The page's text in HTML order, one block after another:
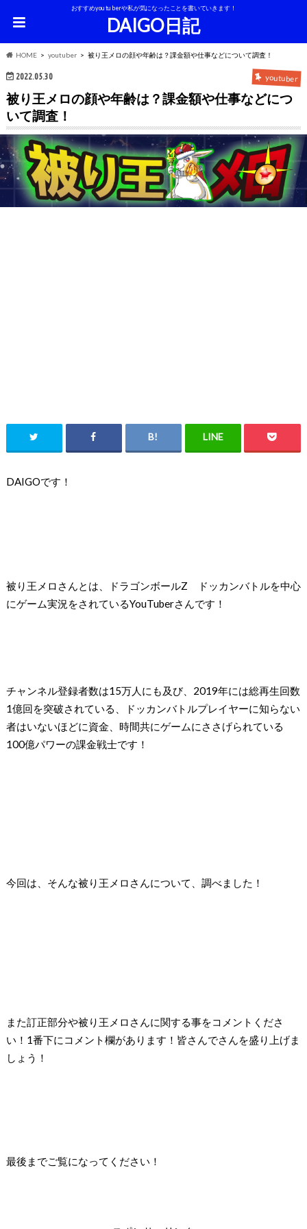
おすすめyoutuberや私が気になったことを書いていきます！
DAIGO日記
HOME youtuber 被り王メロの顔や年齢は？課金額や仕事などについて調査！
2022.05.30 youtuber
被り王メロの顔や年齢は？課金額や仕事などにつ
いて調査！
DAIGOです！
被り王メロさんとは、 ドラゴンボールZ ドッカンバトルを中心
にゲーム実況をされているYouTuberさんです！
チャンネル登録者数は15万人にも及び、 2019年には総再生回数
1億回を突破されている、ドッカンバトルプレイヤーに知らない
者はいないほどに資金、時間共にゲームにささげられている
100億パワーの課金戦士です！
今回は、そんな被り王メロさんについて、調べました！
また訂正部分や被り王メロさんに関する事をコメントくださ
い！ 1番下にコメント欄があります！皆さんでさんを盛り上げま
しょう！
最後までご覧になってください！